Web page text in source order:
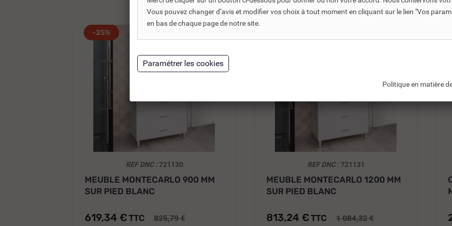
-25%
REF DNC :721130
MEUBLE MONTECARLO 900 MM
SUR PIED BLANC
619,34 € TTC 825,79 €
REF DNC :721131
MEUBLE MONTECARLO 1200 MM
SUR PIED BLANC
813,24 € TTC 1 084,32 €
Vous pouvez changer d’avis et modifier vos choix à tout moment en cliquant sur le lien "Vos
en bas de chaque page de notre site.
Politique en matière